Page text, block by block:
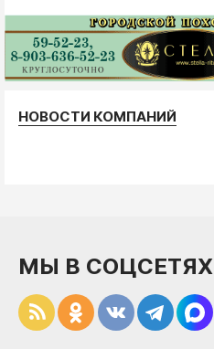
НОВОСТИ КОМПАНИЙ
МЫ В СОЦСЕТЯХ